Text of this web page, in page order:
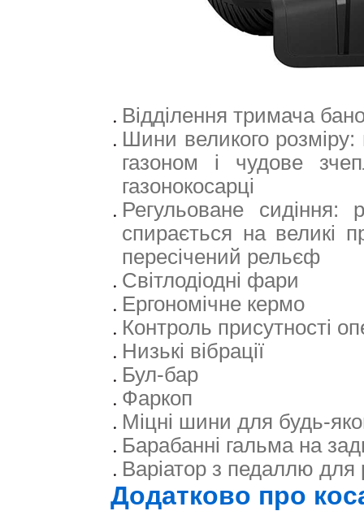
Відділення тримача
Шини великого
газоном і чудове
газонокосарці
Регульоване сидіння:
спирається на великі
пересічений рельєф
Світлодіодні фари
Ергономічне кермо
Контроль присутності
Низькі вібрації
Бул-бар
Фаркоп
Міцні шини для будь-
Барабанні гальма на
Варіатор з педаллю для
Додатково про